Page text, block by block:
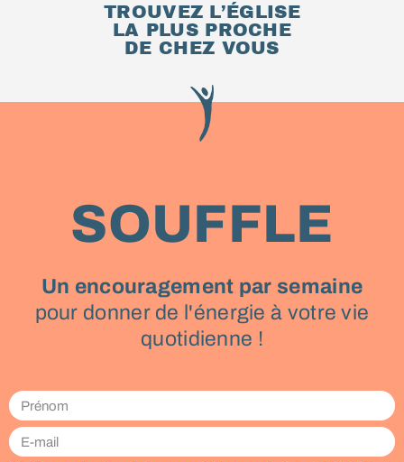
TROUVEZ L’ÉGLISE
LA PLUS PROCHE
DE CHEZ VOUS
SOUFFLE
Un encouragement par semaine
pour donner de l'énergie à votre vie
quotidienne !